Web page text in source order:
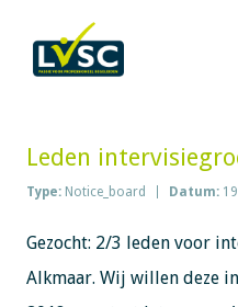
Leden
Type: Notice_board Datum:
Gezocht: 2/3 leden voor
Alkmaar. Wij willen deze